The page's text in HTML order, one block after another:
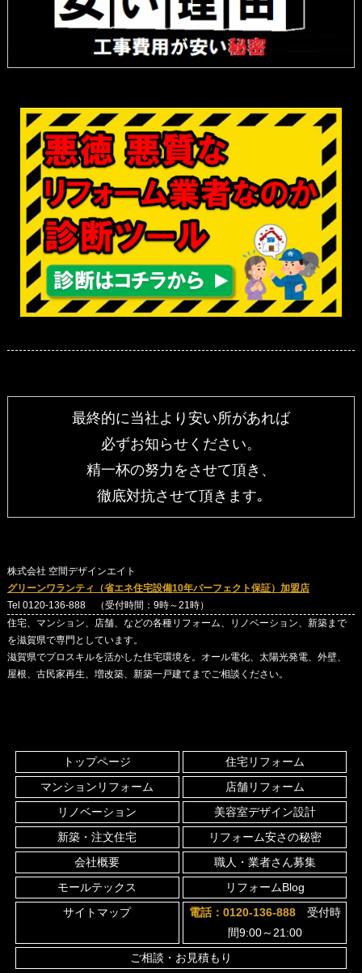
最終的に当社より安い所があれば
必ずお知らせください。
精一杯の努力をさせて頂き、
徹底対抗させて頂きます｡
株式会社 空間デザインエイト
グリーンワランティ（省エネ住宅設備10年パーフェクト保証）加盟店
Tel 0120-136-888 （受付時間：9時～21時）
住宅、マンション、店舗、などの各種リフォーム、リノベーション、新築まで
を滋賀県で専門としています。
滋賀県でプロスキルを活かした住宅環境を。オール電化、太陽光発電、外壁、
屋根、古民家再生、増改築、新築一戸建てまでご相談ください。
トップページ
住宅リフォーム
マンションリフォーム
店舗リフォーム
リノベーション
美容室デザイン設計
新築・注文住宅
リフォーム安さの秘密
会社概要
職人・業者さん募集
モールテックス
リフォームBlog
サイトマップ
電話：0120-136-888受付時
間9:00～21:00
ご相談・お見積もり